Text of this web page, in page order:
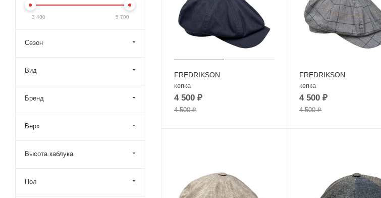
FREDRIKSON
кепка
4 500 ₽
4 500₽
FREDRIKSON
кепка
4 500 ₽
4 500₽
3 400 5 700
Сезон
Вид
Бренд
Верх
Высота каблука
Пол